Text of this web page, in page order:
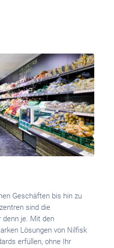
Geschäften bis hin zu
sind die
denn je. Mit den
Lösungen von Nilfisk
erfüllen, ohne Ihr